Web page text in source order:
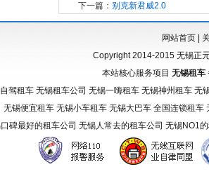
下一篇：别克新君威2.0
网站首页|
Copyright 2014-2015 无锡正
本站核心服务项目 无锡租车
驾租车 无锡租车公司 无锡一嗨租车 无锡神州租车
锡便宜租车 无锡小车租车 无锡大巴车 全国连锁租
碑最好的租车公司 无锡人常去的租车公司 无锡NO1